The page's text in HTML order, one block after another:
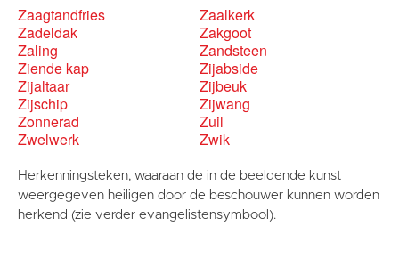
Zaagtandfries
Zaalkerk
Zadeldak
Zakgoot
Zaling
Zandsteen
Ziende kap
Zijabside
Zijaltaar
Zijbeuk
Zijschip
Zijwang
Zonnerad
Zuil
Zwelwerk
Zwik
Herkenningsteken, waaraan de in de beeldende kunst
weergegeven heiligen door de beschouwer kunnen worden
herkend (zie verder evangelistensymbool).